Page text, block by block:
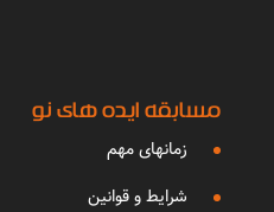
مسابقه ایده های نو
زمانهای مهم
شرایط و قوانین